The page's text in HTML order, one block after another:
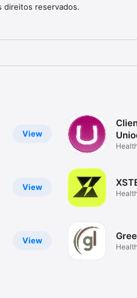
direitos reservados.
View
View
View